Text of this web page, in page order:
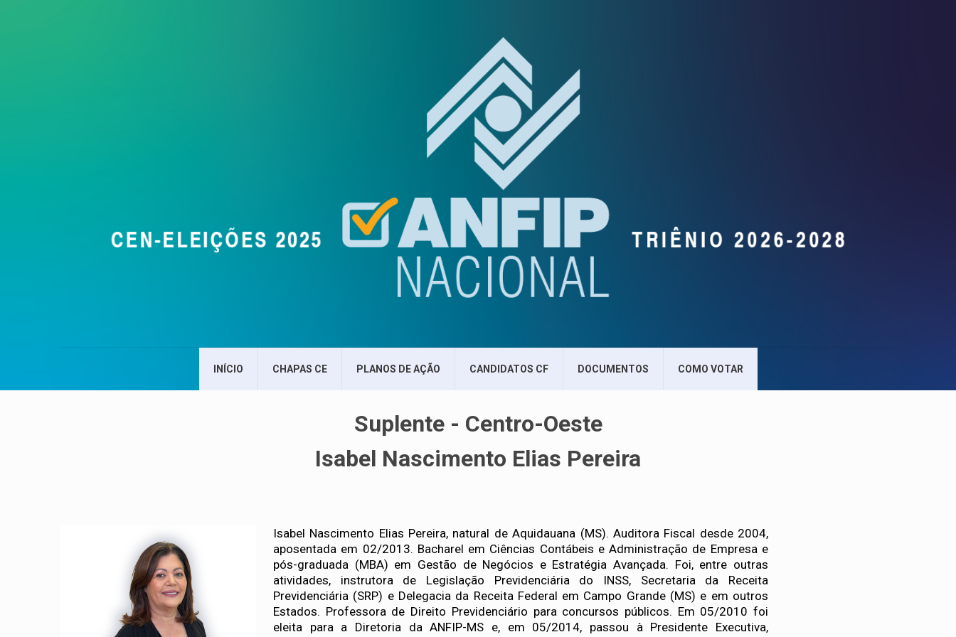
INÍCIO CHAPAS CE PLANOS DE AÇÃO CANDIDATOS CF DOCUMENTOS COMO VOTAR
Suplente - Centro-Oeste
Isabel Nascimento Elias Pereira
Isabel Nascimento Elias Pereira, natural de Aquidauana (MS). Auditora Fiscal desde 2004,
aposentada em 02/2013. Bacharel em Ciências Contábeis e Administração de Empresa e
pós-graduada (MBA) em Gestão de Negócios e Estratégia Avançada. Foi, entre outras
atividades, instrutora de Legislação Previdenciária do INSS, Secretaria da Receita
Previdenciária (SRP) e Delegacia da Receita Federal em Campo Grande (MS) e em outros
Estados. Professora de Direito Previdenciário para concursos públicos. Em 05/2010 foi
eleita para a Diretoria da ANFIP-MS e, em 05/2014, passou à Presidente Executiva,